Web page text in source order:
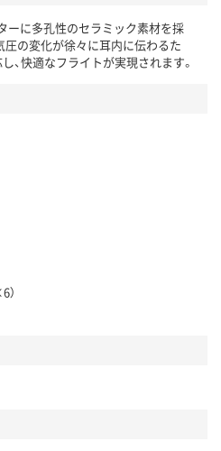
ーに多孔性のセラミック素材を採
圧の変化が徐々に耳内に伝わるた
、快適なフライトが実現されます。
）